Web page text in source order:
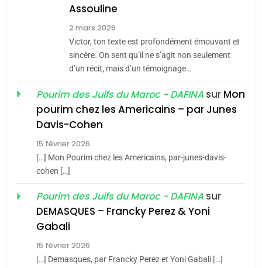
Maroc : Les amandes de
Tafraout, le miel de Tadla
Azilal consacrés produits
du terroir
DAFINA MAROC
Oeil ravageur – Vanessa
De Loya Stauber
«Tu dis génocide, je dis
guerre»: La nouvelle
Assouline
2 mars 2026
Victor, ton texte est profondément émouvant et
sincère. On sent qu’il ne s’agit non seulement
d’un récit, mais d’un témoignage…
Pourim des Juifs du Maroc - DAFINA sur Mon
pourim chez les Americains – par Junes
Davis-Cohen
15 février 2026
[…] Mon Pourim chez les Americains, par-junes-davis-
cohen […]
Pourim des Juifs du Maroc - DAFINA sur
DEMASQUES – Francky Perez & Yoni
Gabali
15 février 2026
[…] Demasques, par Francky Perez et Yoni Gabali […]
2025, l’année la plus
d’ADL contre
l’antisémitisme
FRANCE ISRAÉL
POURQUOI JE REVENDIQUE